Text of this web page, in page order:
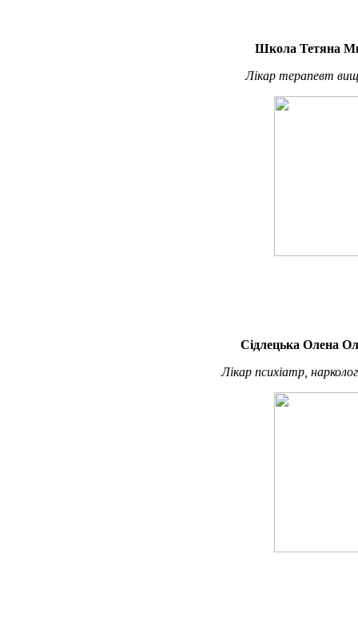
Школа Тетяна
Лікар терапевт
Сідлецька Олена
Лікар психіатр,